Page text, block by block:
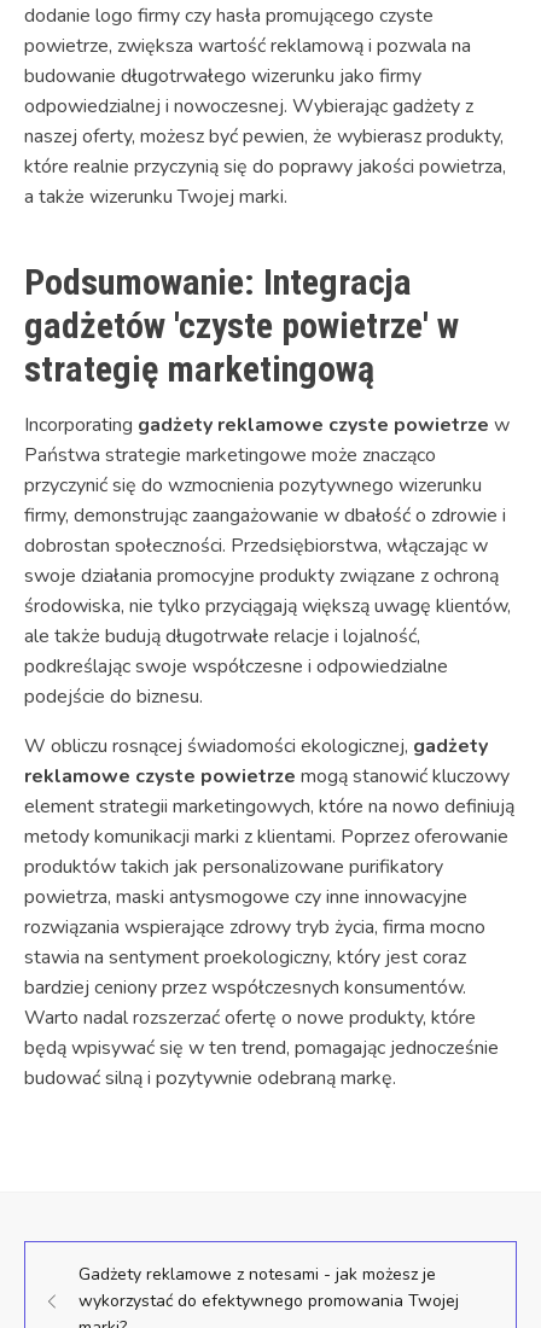
dodanie logo firmy czy hasła promującego czyste
powietrze, zwiększa wartość reklamową i pozwala na
budowanie długotrwałego wizerunku jako firmy
odpowiedzialnej i nowoczesnej. Wybierając gadżety z
naszej oferty, możesz być pewien, że wybierasz produkty,
które realnie przyczynią się do poprawy jakości powietrza,
a także wizerunku Twojej marki.
Podsumowanie: Integracja
gadżetów 'czyste powietrze' w
strategię marketingową
Incorporating gadżety reklamowe czyste powietrze w
Państwa strategie marketingowe może znacząco
przyczynić się do wzmocnienia pozytywnego wizerunku
firmy, demonstrując zaangażowanie w dbałość o zdrowie i
dobrostan społeczności. Przedsiębiorstwa, włączając w
swoje działania promocyjne produkty związane z ochroną
środowiska, nie tylko przyciągają większą uwagę klientów,
ale także budują długotrwałe relacje i lojalność,
podkreślając swoje współczesne i odpowiedzialne
podejście do biznesu.
W obliczu rosnącej świadomości ekologicznej, gadżety
reklamowe czyste powietrze mogą stanowić kluczowy
element strategii marketingowych, które na nowo definiują
metody komunikacji marki z klientami. Poprzez oferowanie
produktów takich jak personalizowane purifikatory
powietrza, maski antysmogowe czy inne innowacyjne
rozwiązania wspierające zdrowy tryb życia, firma mocno
stawia na sentyment proekologiczny, który jest coraz
bardziej ceniony przez współczesnych konsumentów.
Warto nadal rozszerzać ofertę o nowe produkty, które
będą wpisywać się w ten trend, pomagając jednocześnie
budować silną i pozytywnie odebraną markę.
Gadżety reklamowe z notesami - jak możesz je
wykorzystać do efektywnego promowania Twojej